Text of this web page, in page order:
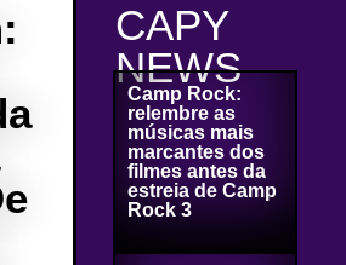
CAPY
NEWS
Camp Rock:
relembre as
músicas mais
marcantes dos
filmes antes da
estreia de Camp
Rock 3